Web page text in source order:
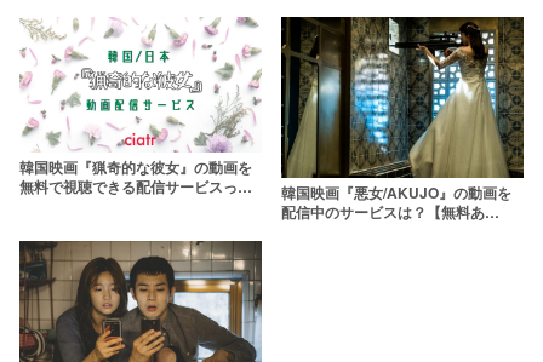
韓国映画『猟奇的な彼女』の動画を
無料で視聴できる配信サービスって
韓国映画『悪女/AKUJO』の動画を
配信中のサービスは？【無料あ